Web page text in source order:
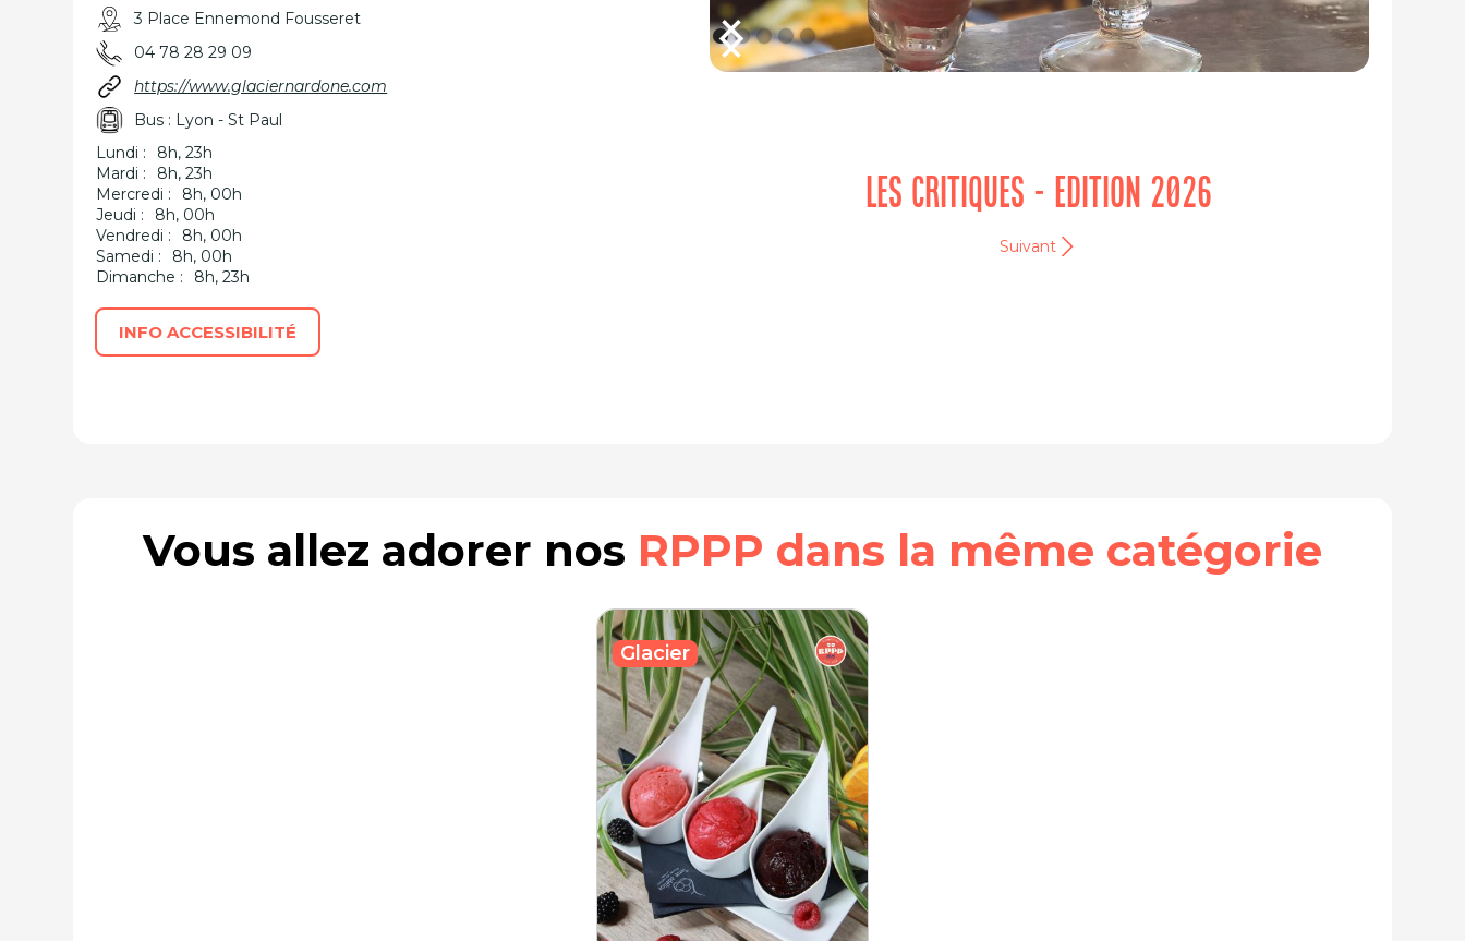
3 Place Ennemond Fousseret
04 78 28 29 09
https://www.glaciernardone.com
Bus : Lyon - St Paul
Lundi :
8h, 23h
Mardi :
8h, 23h
Mercredi :
8h, 00h
Jeudi :
8h, 00h
Vendredi :
8h, 00h
Samedi :
8h, 00h
Dimanche :
8h, 23h
INFO ACCESSIBILITÉ
LES CRITIQUES - EDITION 2026
Suivant
Vous allez adorer nos RPPP dans la même catégorie
Glacier